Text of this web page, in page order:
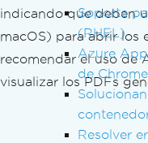
Soporte
(RHEL)
Azure
de
Resolver
indicando que deben
macOS) para abrir los
recomendar el uso de
visualizar los PDFs